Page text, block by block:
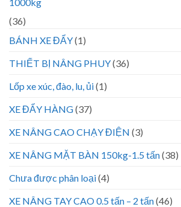
(36)
BÁNH XE ĐẨY(1)
THIẾT BỊ NÂNG PHUY(36)
Lốp xe xúc, đào, lu, ủi(1)
XE ĐẨY HÀNG(37)
XE NÂNG CAO CHẠY ĐIỆN (3)
XE NÂNG MẶT BÀN 150kg-1.5 tấn(38)
Chưa được phân loại(4)
XE NÂNG TAY CAO 0.5 tấn – 2 tấn(46)